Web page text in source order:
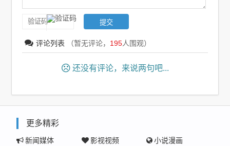
评论列表 （暂无评论， 195人围观）
还没有评论，来说两句吧...
更多精彩
新闻媒体 影视视频 小说漫画